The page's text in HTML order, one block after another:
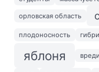
орловская область
плодоносность
яблоня